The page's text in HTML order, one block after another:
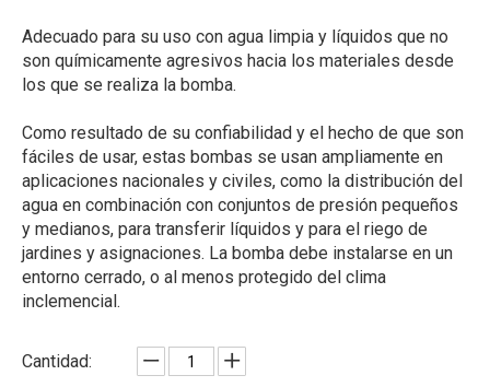
Adecuado para su uso con agua limpia y líquidos que no
son químicamente agresivos hacia los materiales desde
los que se realiza la bomba.
Como resultado de su confiabilidad y el hecho de que son
fáciles de usar, estas bombas se usan ampliamente en
aplicaciones nacionales y civiles, como la distribución del
agua en combinación con conjuntos de presión pequeños
y medianos, para transferir líquidos y para el riego de
jardines y asignaciones. La bomba debe instalarse en un
entorno cerrado, o al menos protegido del clima
inclemencial.
Cantidad: